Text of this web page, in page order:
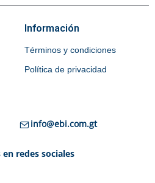
Información
Términos y condiciones
Política de privacidad
info@ebi.com.gt
en redes sociales